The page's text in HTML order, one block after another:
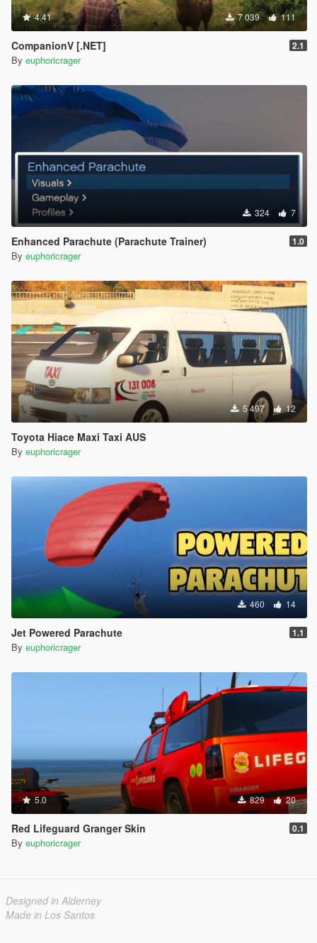
4.41 7 039 111
CompanionV [.NET] 2.1
By euphoricrager
324 7
Enhanced Parachute (Parachute Trainer) 1.0
By euphoricrager
5 497 12
Toyota Hiace Maxi Taxi AUS
By euphoricrager
460 14
Jet Powered Parachute 1.1
By euphoricrager
5.0 829 20
Red Lifeguard Granger Skin 0.1
By euphoricrager
Designed in Alderney
Made in Los Santos